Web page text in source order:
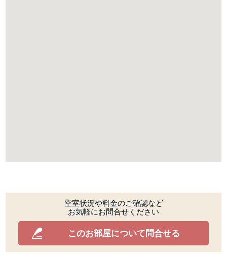
空室状況や料金のご確認など
お気軽にお問合せください
このお部屋について問合せる